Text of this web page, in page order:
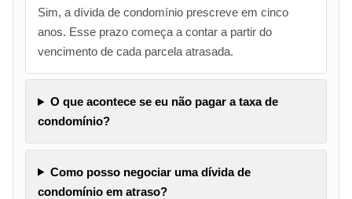
Sim, a dívida de condomínio prescreve em cinco
anos. Esse prazo começa a contar a partir do
vencimento de cada parcela atrasada.
O que acontece se eu não pagar a taxa de
condomínio?
Como posso negociar uma dívida de
condomínio em atraso?